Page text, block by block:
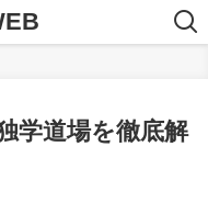
学道場を徹底解